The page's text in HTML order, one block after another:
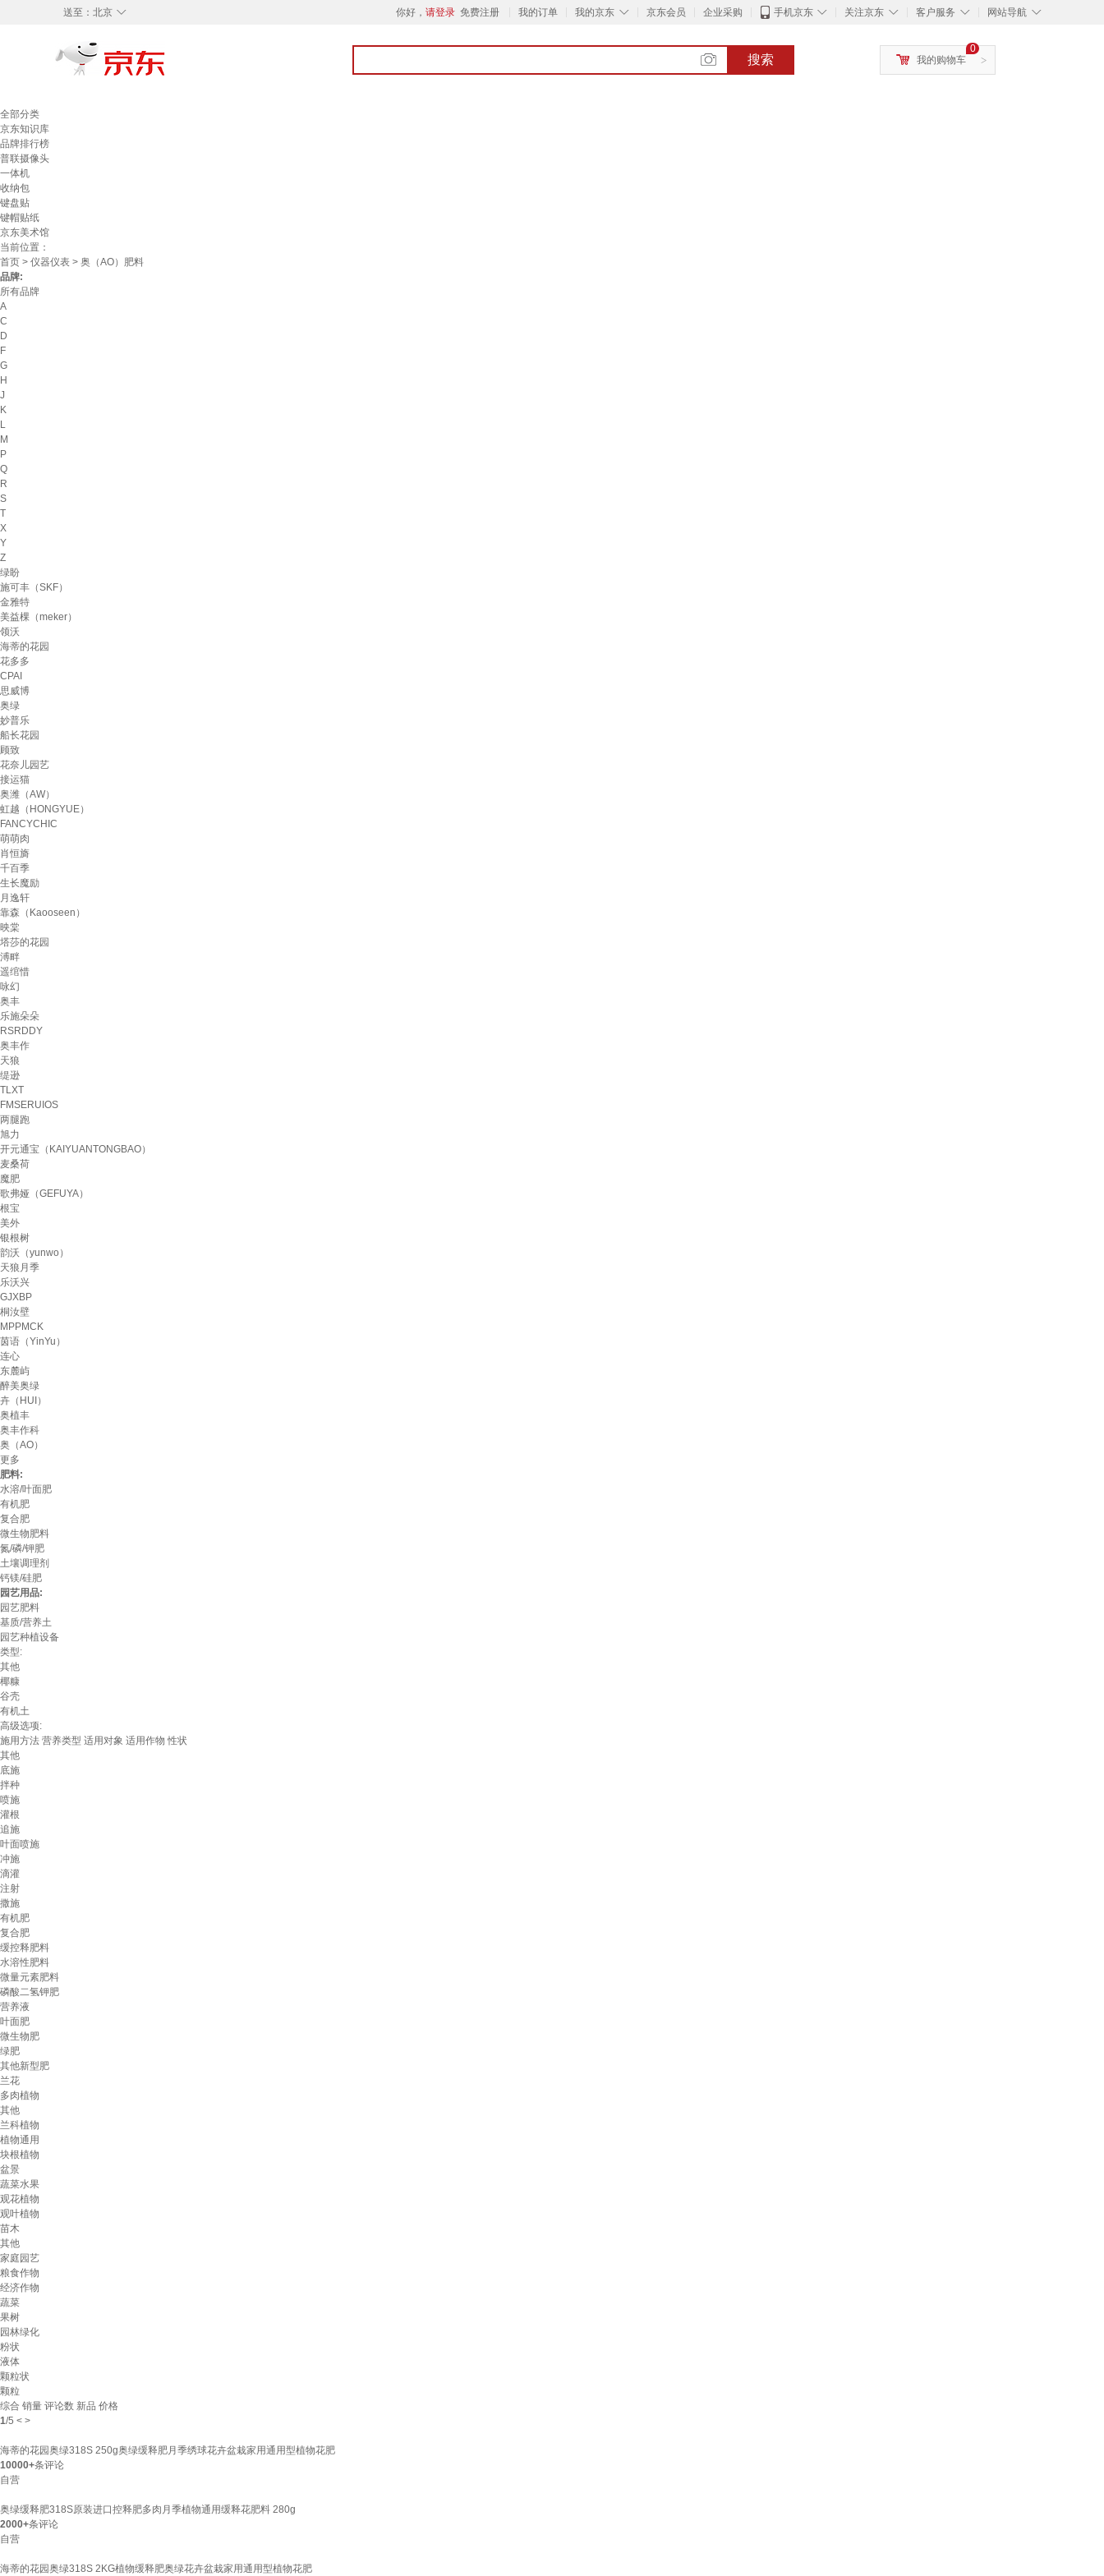
◇
送至： 北京 你好， 请登录 免费注册 我的订单 ◇
我的京东 京东会员 企业采购 ◇
手机京东 ◇
关注京东 ◇
客户服务 ◇
网站导航
搜索 >
0
我的购物车
全部分类
京东知识库
品牌排行榜
普联摄像头
一体机
收纳包
键盘贴
键帽贴纸
京东美术馆
当前位置：
首页 > 仪器仪表 > 奥（AO）肥料
品牌:
所有品牌
A
C
D
F
G
H
J
K
L
M
P
Q
R
S
T
X
Y
Z
绿盼
施可丰（SKF）
金雅特
美益棵（meker）
领沃
海蒂的花园
花多多
CPAI
思威博
奥绿
妙普乐
船长花园
顾致
花奈儿园艺
接运猫
奥潍（AW）
虹越（HONGYUE）
FANCYCHIC
萌萌肉
肖恒旖
千百季
生长魔励
月逸轩
靠森（Kaooseen）
映棠
塔莎的花园
溥畔
遥绾惜
咏幻
奥丰
乐施朵朵
RSRDDY
奥丰作
天狼
缇逊
TLXT
FMSERUIOS
两腿跑
旭力
开元通宝（KAIYUANTONGBAO）
麦桑荷
魔肥
歌弗娅（GEFUYA）
根宝
美外
银根树
韵沃（yunwo）
天狼月季
乐沃兴
GJXBP
桐汝壁
MPPMCK
茵语（YinYu）
连心
东麓屿
醉美奥绿
卉（HUI）
奥植丰
奥丰作科
奥（AO）
更多
肥料:
水溶/叶面肥
有机肥
复合肥
微生物肥料
氮/磷/钾肥
土壤调理剂
钙镁/硅肥
园艺用品:
园艺肥料
基质/营养土
园艺种植设备
类型:
其他
椰糠
谷壳
有机土
高级选项:
施用方法 营养类型 适用对象 适用作物 性状
其他
底施
拌种
喷施
灌根
追施
叶面喷施
冲施
滴灌
注射
撒施
有机肥
复合肥
缓控释肥料
水溶性肥料
微量元素肥料
磷酸二氢钾肥
营养液
叶面肥
微生物肥
绿肥
其他新型肥
兰花
多肉植物
其他
兰科植物
植物通用
块根植物
盆景
蔬菜水果
观花植物
观叶植物
苗木
其他
家庭园艺
粮食作物
经济作物
蔬菜
果树
园林绿化
粉状
液体
颗粒状
颗粒
综合 销量 评论数 新品 价格
1/5 < >
海蒂的花园奥绿318S 250g奥绿缓释肥月季绣球花卉盆栽家用通用型植物花肥
10000+条评论
自营
奥绿缓释肥318S原装进口控释肥多肉月季植物通用缓释花肥料 280g
2000+条评论
自营
海蒂的花园奥绿318S 2KG植物缓释肥奥绿花卉盆栽家用通用型植物花肥